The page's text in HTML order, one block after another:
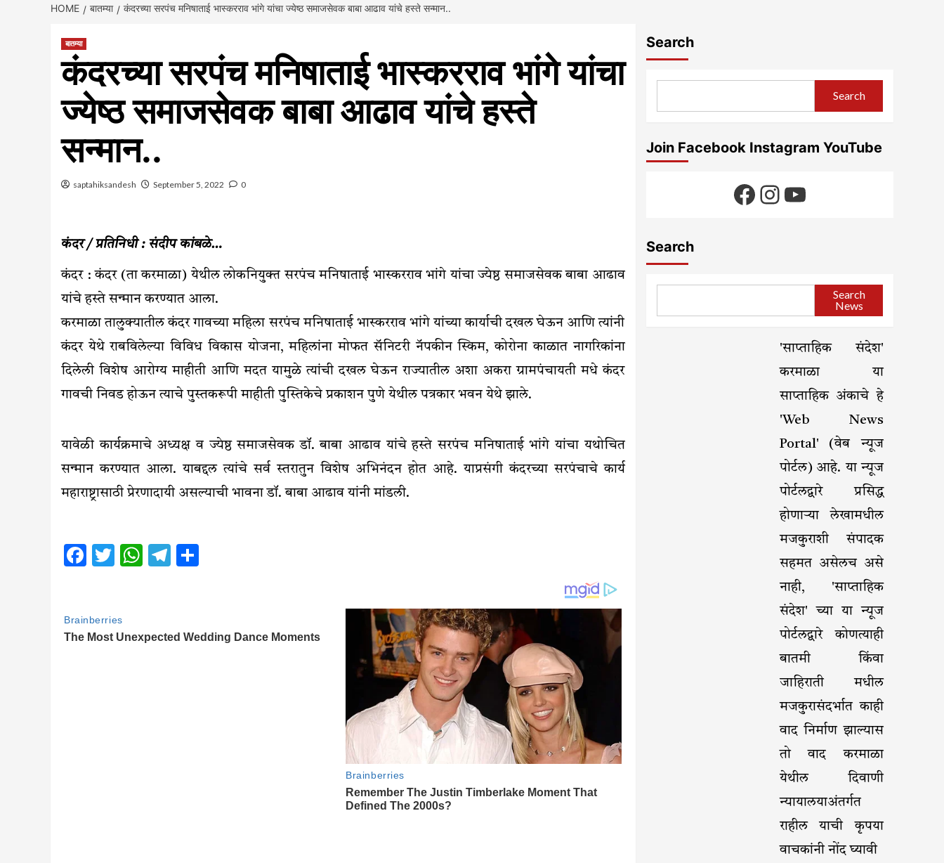
HOME बातम्या कंदरच्या सरपंच मनिषाताई भास्करराव भांगे यांचा ज्येष्ठ समाजसेवक बाबा आढाव यांचे हस्ते सन्मान..
बातम्या
कंदरच्या सरपंच मनिषाताई भास्करराव भांगे यांचा
ज्येष्ठ समाजसेवक बाबा आढाव यांचे हस्ते
सन्मान..
saptahiksandesh September 5, 2022 0
कंदर / प्रतिनिधी : संदीप कांबळे…
कंदर : कंदर (ता करमाळा) येथील लोकनियुक्त सरपंच मनिषाताई भास्करराव भांगे यांचा ज्येष्ठ समाजसेवक बाबा आढाव
यांचे हस्ते सन्मान करण्यात आला.
करमाळा तालुक्यातील कंदर गावच्या महिला सरपंच मनिषाताई भास्करराव भांगे यांच्या कार्याची दखल घेऊन आणि त्यांनी
कंदर येथे राबविलेल्या विविध विकास योजना, महिलांना मोफत सॅनिटरी नॅपकीन स्किम, कोरोना काळात नागरिकांना
दिलेली विशेष आरोग्य माहीती आणि मदत यामुळे त्यांची दखल घेऊन राज्यातील अशा अकरा ग्रामपंचायती मधे कंदर
गावची निवड होऊन त्याचे पुस्तकरूपी माहीती पुस्तिकेचे प्रकाशन पुणे येथील पत्रकार भवन येथे झाले.
यावेळी कार्यक्रमाचे अध्यक्ष व ज्येष्ठ समाजसेवक डॉ. बाबा आढाव यांचे हस्ते सरपंच मनिषाताई भांगे यांचा यथोचित
सन्मान करण्यात आला. याबद्दल त्यांचे सर्व स्तरातुन विशेष अभिनंदन होत आहे. याप्रसंगी कंदरच्या सरपंचाचे कार्य
महाराष्ट्रासाठी प्रेरणादायी असल्याची भावना डॉ. बाबा आढाव यांनी मांडली.
Facebook
Twitter
WhatsApp
Telegram
Search
Search
Join Facebook Instagram YouTube
Facebook
Instagram
YouTube
Search
Search
News
'साप्ताहिक संदेश'
करमाळा या
साप्ताहिक अंकाचे हे
'Web News
Portal' (वेब न्यूज
पोर्टल) आहे. या न्यूज
पोर्टलद्वारे प्रसिद्ध
होणाऱ्या लेखामधील
मजकुराशी संपादक
सहमत असेलच असे
नाही, 'साप्ताहिक
संदेश' च्या या न्यूज
पोर्टलद्वारे कोणत्याही
बातमी किंवा
जाहिराती मधील
मजकुरासंदर्भात काही
वाद निर्माण झाल्यास
तो वाद करमाळा
येथील दिवाणी
न्यायालयाअंतर्गत
राहील याची कृपया
वाचकांनी नोंद घ्यावी